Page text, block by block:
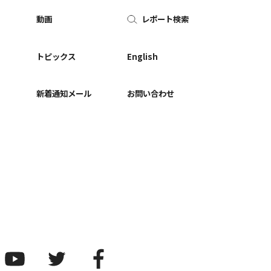
動画
トピックス
新着通知メール
レポート検索
English
お問い合わせ